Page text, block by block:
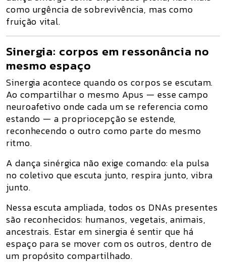
como urgência de sobrevivência, mas como
fruição vital.
Sinergia: corpos em ressonância no
mesmo espaço
Sinergia acontece quando os corpos se escutam.
Ao compartilhar o mesmo Apus — esse campo
neuroafetivo onde cada um se referencia como
estando —a propriocepção se estende,
reconhecendo o outro como parte do mesmo
ritmo.
A dança sinérgica não exige comando: ela pulsa
no coletivo que escuta junto, respira junto, vibra
junto.
Nessa escuta ampliada, todos os DNAs presentes
são reconhecidos: humanos, vegetais, animais,
ancestrais. Estar em sinergia é sentir que há
espaço para se mover com os outros, dentro de
um propósito compartilhado.